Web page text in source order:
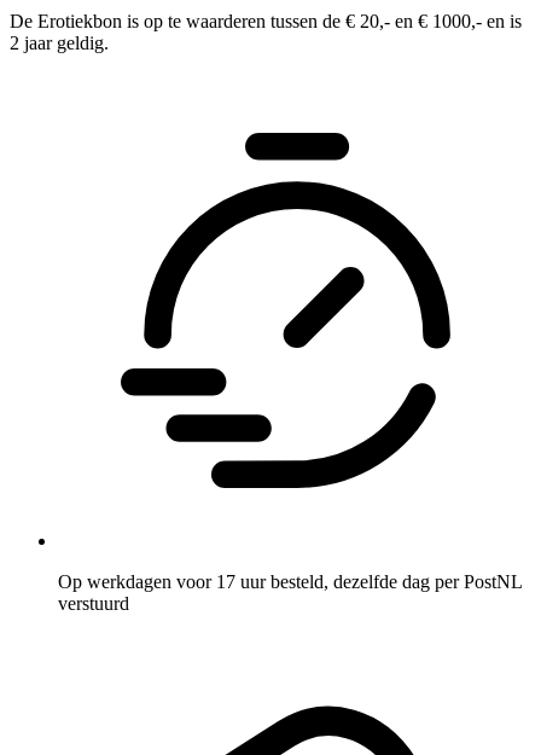
De Erotiekbon is op te waarderen tussen de € 20,- en € 1000,- en is
2 jaar geldig.
Op werkdagen voor 17 uur besteld, dezelfde dag per PostNL
verstuurd